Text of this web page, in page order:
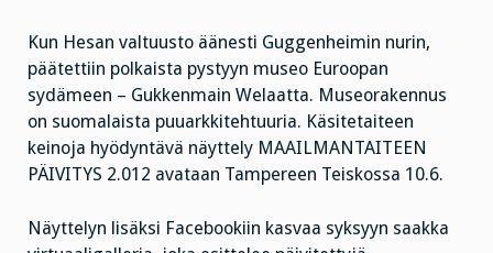
Kun Hesan valtuusto äänesti Guggenheimin nurin,
päätettiin polkaista pystyyn museo Euroopan
sydämeen – Gukkenmain Welaatta. Museorakennus
on suomalaista puuarkkitehtuuria. Käsitetaiteen
keinoja hyödyntävä näyttely MAAILMANTAITEEN
PÄIVITYS 2.012 avataan Tampereen Teiskossa 10.6.
Näyttelyn lisäksi Facebookiin kasvaa syksyyn saakka